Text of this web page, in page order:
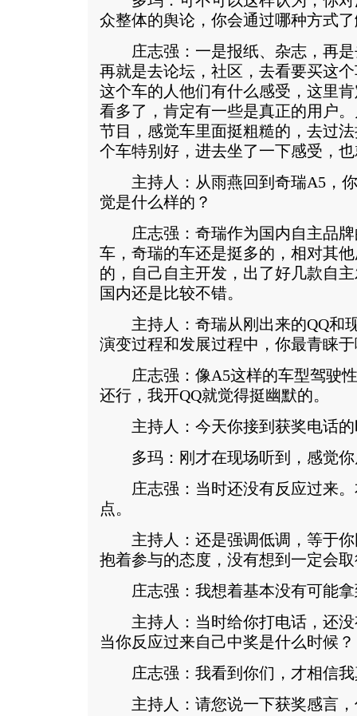
众整体的舆论，你会通过哪种方式
庄志强：一是报纸、杂志，再是
再就是去论坛，社区，去看要买这
这个车的人他们有什么感受，这里
看多了，肯定有一些是真正的用户
节目，感觉车里面挺粗糙的，去过
个车特别好，进去坐了一下感受，
主持人：从雨燕回到奇瑞A5，你
觉是什么样的？
庄志强：奇瑞作为国内自主品牌
车，奇瑞的车还是挺多的，相对其
的，自己自主开发，出了好几款自
国内还是比较不错。
主持人：奇瑞从刚出来的QQ和
演变过程和发展过程中，你最青睐
庄志强：像A5这样的车型驾驶性
还行，我开QQ就觉得挺幽默的。
主持人：今天你接到获奖电话的
多玛：刚才在现场听到，感觉你
庄志强：当时还没有反应过来。
点。
主持人：还是强调低调，等于你
抱着参与的态度，没有想到一定会
庄志强：我想着基本没有可能拿
主持人：当时给你打电话，还没
当你反应过来自己中奖是什么时候？
庄志强：我看到你们，才相信我
主持人：请您说一下获奖感言，